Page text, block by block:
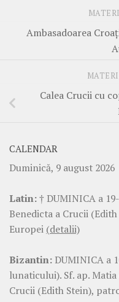
Ambasadoarea
Calea Crucii cu
CALENDAR
Duminică, 9 august 2026
Latin:† DUMINICA a
Benedicta a Crucii
Europei (detalii)
Bizantin: DUMINICA a
lunaticului). Sf. ap.
Crucii (Edith Stein),